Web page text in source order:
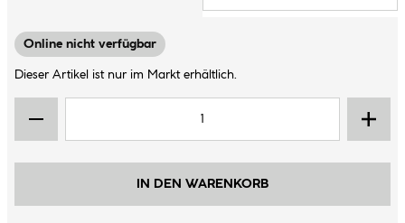
Online nicht verfügbar
Dieser Artikel ist nur im Markt erhältlich.
IN DEN WARENKORB